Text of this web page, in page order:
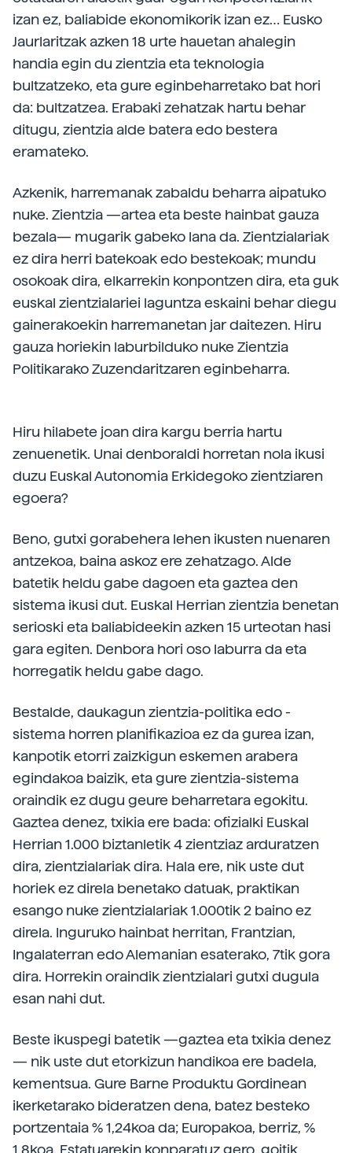
izan ez, baliabide ekonomikorik izan ez… Eusko
Jaurlaritzak azken 18 urte hauetan ahalegin
handia egin du zientzia eta teknologia
bultzatzeko, eta gure eginbeharretako bat hori
da: bultzatzea. Erabaki zehatzak hartu behar
ditugu, zientzia alde batera edo bestera
eramateko.
Azkenik, harremanak zabaldu beharra aipatuko
nuke. Zientzia —artea eta beste hainbat gauza
bezala— mugarik gabeko lana da. Zientzialariak
ez dira herri batekoak edo bestekoak; mundu
osokoak dira, elkarrekin konpontzen dira, eta guk
euskal zientzialariei laguntza eskaini behar diegu
gainerakoekin harremanetan jar daitezen. Hiru
gauza horiekin laburbilduko nuke Zientzia
Politikarako Zuzendaritzaren eginbeharra.
Hiru hilabete joan dira kargu berria hartu
zenuenetik. Unai denboraldi horretan nola ikusi
duzu Euskal Autonomia Erkidegoko zientziaren
egoera?
Beno, gutxi gorabehera lehen ikusten nuenaren
antzekoa, baina askoz ere zehatzago. Alde
batetik heldu gabe dagoen eta gaztea den
sistema ikusi dut. Euskal Herrian zientzia benetan
serioski eta baliabideekin azken 15 urteotan hasi
gara egiten. Denbora hori oso laburra da eta
horregatik heldu gabe dago.
Bestalde, daukagun zientzia-politika edo -
sistema horren planifikazioa ez da gurea izan,
kanpotik etorri zaizkigun eskemen arabera
egindakoa baizik, eta gure zientzia-sistema
oraindik ez dugu geure beharretara egokitu.
Gaztea denez, txikia ere bada: ofizialki Euskal
Herrian 1.000 biztanletik 4 zientziaz arduratzen
dira, zientzialariak dira. Hala ere, nik uste dut
horiek ez direla benetako datuak, praktikan
esango nuke zientzialariak 1.000tik 2 baino ez
direla. Inguruko hainbat herritan, Frantzian,
Ingalaterran edo Alemanian esaterako, 7tik gora
dira. Horrekin oraindik zientzialari gutxi dugula
esan nahi dut.
Beste ikuspegi batetik —gaztea eta txikia denez
— nik uste dut etorkizun handikoa ere badela,
kementsua. Gure Barne Produktu Gordinean
ikerketarako bideratzen dena, batez besteko
portzentaia % 1,24koa da; Europakoa, berriz, %
1,8koa. Estatuarekin konparatuz gero, goitik